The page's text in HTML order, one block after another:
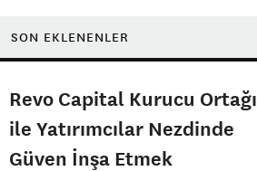
SON EKLENENLER
Revo Capital Kurucu Ortağı
ile Yatırımcılar Nezdinde
Güven İnşa Etmek